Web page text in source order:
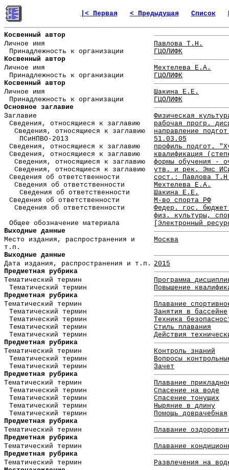
|< Первая < Предыдущая Список
Косвенный автор
Личное имя
Павлова Т.Н.
Принадлежность к организации
ГЦОЛИФК
Косвенный автор
Личное имя
Мехтелева Е.А.
Принадлежность к организации
ГЦОЛИФК
Косвенный автор
Личное имя
Шакина Е.Е.
Принадлежность к организации
ГЦОЛИФК
Основное заглавие
Заглавие
Физическая
Сведения, относящиеся к заглавию
рабочая прогр.
Сведения, относящиеся к заглавию
направление
ПСиНПВО-2013
51.03.05
Сведения, относящиеся к заглавию
профиль подгот.
Сведения, относящиеся к заглавию
квалификация
Сведения, относящиеся к заглавию
формы обучения -
Сведения, относящиеся к заглавию
утв. и рек. Эмс
Сведения об ответственности
сост.: Павлова
Сведения об ответственности
Мехтелева Е.А.
Сведения об ответственности
Шакина Е.Е.
Сведения об ответственности
М-во спорта РФ
Сведения об ответственности
Федер. гос.
физ. культуры,
Общее обозначение материала
[Электронный
Выходные данные
Место издания, распространения и
т.п.
Москва
Выходные данные
Дата издания, распространения и т.п. 2015
Предметная рубрика
Тематический термин
Программа
Тематический термин
Повышение
Предметная рубрика
Тематический термин
Плавание
Тематический термин
Занятия в бассейне
Тематический термин
Техника
Тематический термин
Стиль плавания
Тематический термин
Действия
Предметная рубрика
Тематический термин
Контроль знаний
Тематический термин
Вопросы
Тематический термин
Зачет
Предметная рубрика
Тематический термин
Плавание
Тематический термин
Спасение на воде
Тематический термин
Спасение тонущих
Тематический термин
Ныряние в длину
Тематический термин
Помощь доврачебная
Предметная рубрика
Тематический термин
Плавание
Предметная рубрика
Тематический термин
Плавание
Предметная рубрика
Тематический термин
Развлечения на